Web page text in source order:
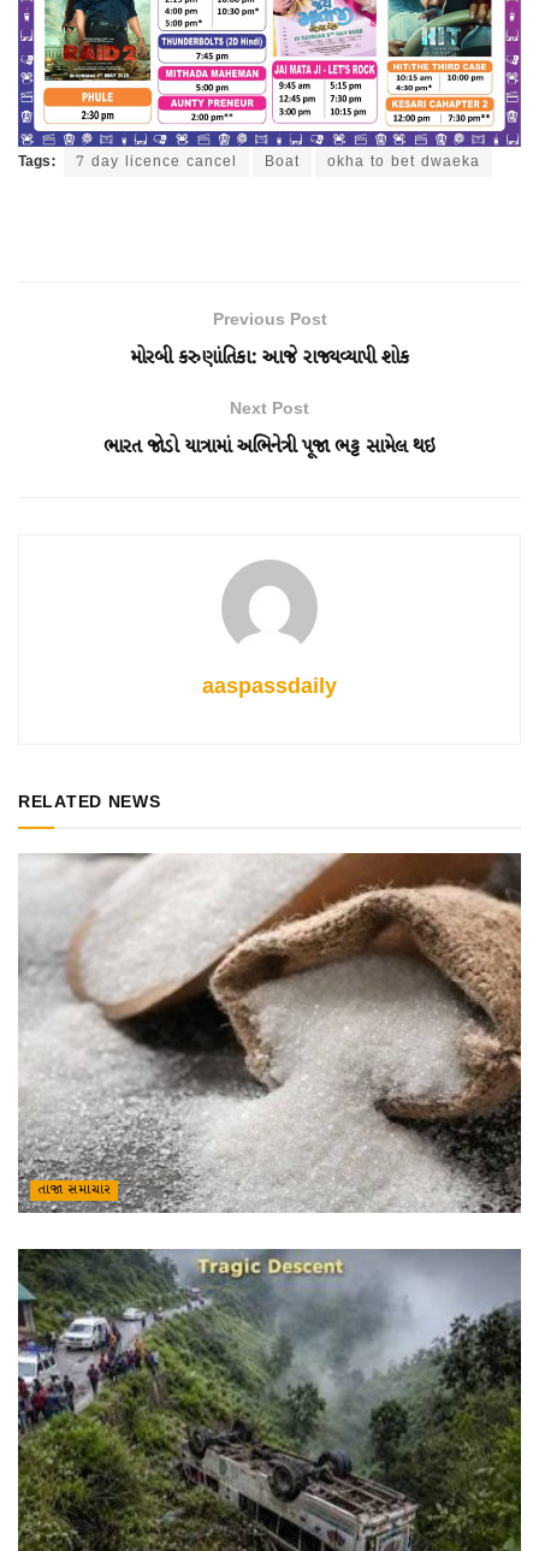
Tags: 7 day licence cancel Boat okha to bet dwaeka
Previous Post
મોરબી કરુણાંતિકા: આજે રાજ્યવ્યાપી શોક
Next Post
ભારત જોડો યાત્રામાં અભિનેત્રી પૂજા ભટ્ટ સામેલ થઇ
aaspassdaily
RELATED NEWS
તાજા સમાચાર